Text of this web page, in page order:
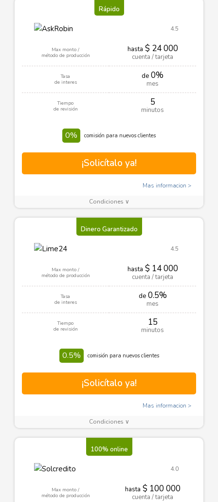
Rápido
4.5
Max monto /
método de producción
hasta $ 24 000
cuenta / tarjeta
Tasa
de interes
de 0%
mes
Tiempo
de revisión
5
minutos
0% comisión para nuevos clientes
¡Solicítalo ya!
Mas informacion
Condiciones ∨
Dinero Garantizado
4.5
Max monto /
método de producción
hasta $ 14 000
cuenta / tarjeta
Tasa
de interes
de0.5%
mes
Tiempo
de revisión
15
minutos
0.5% comisión para nuevos clientes
¡Solicítalo ya!
Mas informacion
Condiciones ∨
100% online
4.0
Max monto /
método de producción
hasta $ 100 000
cuenta / tarjeta